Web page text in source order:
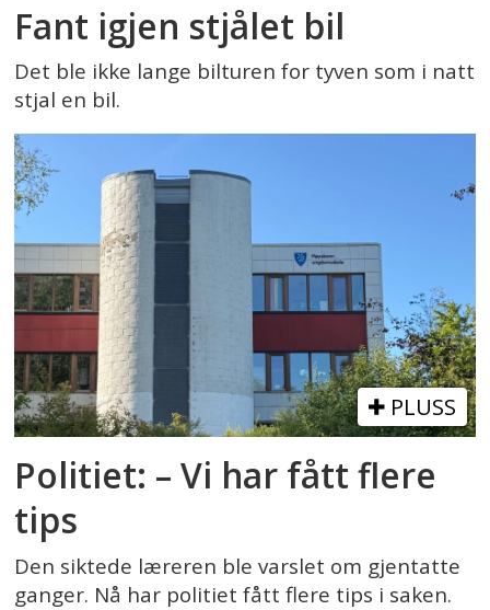
Fant igjen stjålet bil
Det ble ikke lange bilturen for tyven som i natt
stjal en bil.
PLUSS
Politiet: – Vi har fått flere
tips
Den siktede læreren ble varslet om gjentatte
ganger. Nå har politiet fått flere tips i saken.